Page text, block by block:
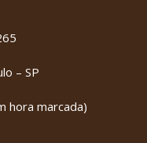
– SP
hora marcada)